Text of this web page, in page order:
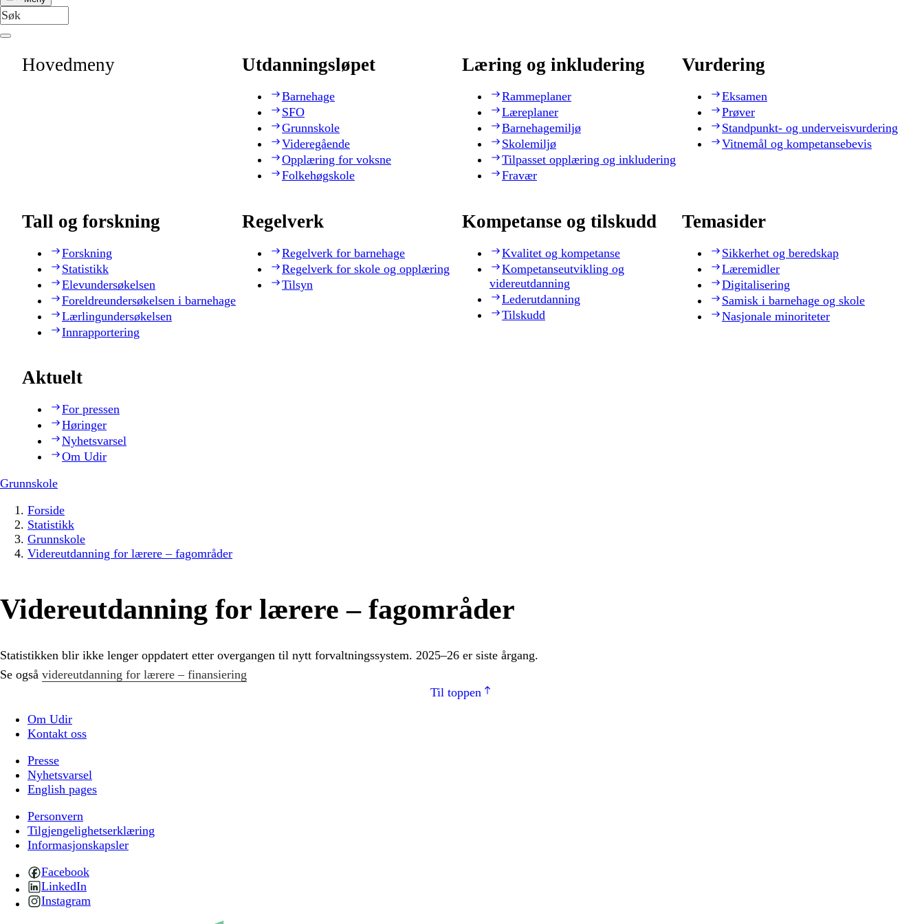
Hovedmeny Utdanningsløpet
Barnehage
SFO
Grunnskole
Videregående
Opplæring for voksne
Folkehøgskole
Læring og inkludering
Rammeplaner
Læreplaner
Barnehagemiljø
Skolemiljø
Tilpasset opplæring og inkludering
Fravær
Vurdering
Eksamen
Prøver
Standpunkt- og underveisvurdering
Vitnemål og kompetansebevis
Tall og forskning
Forskning
Statistikk
Elevundersøkelsen
Foreldreundersøkelsen i barnehage
Lærlingundersøkelsen
Innrapportering
Regelverk
Regelverk for barnehage
Regelverk for skole og opplæring
Tilsyn
Kompetanse og tilskudd
Kvalitet og kompetanse
Kompetanseutvikling og
videreutdanning
Lederutdanning
Tilskudd
Temasider
Sikkerhet og beredskap
Læremidler
Digitalisering
Samisk i barnehage og skole
Nasjonale minoriteter
Aktuelt
For pressen
Høringer
Nyhetsvarsel
Om Udir
Grunnskole
Forside
Statistikk
Grunnskole
Videreutdanning for lærere – fagområder
Videreutdanning for lærere – fagområder
Statistikken blir ikke lenger oppdatert etter overgangen til nytt forvaltningssystem. 2025–26 er siste årgang.
Se også videreutdanning for lærere – finansiering
Til toppen
Om Udir
Kontakt oss
Presse
Nyhetsvarsel
English pages
Personvern
Tilgjengelighetserklæring
Informasjonskapsler
Facebook
LinkedIn
Instagram